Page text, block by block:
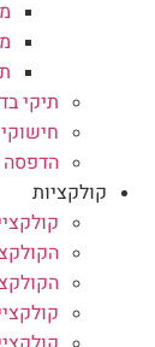
תיקי בד
הדפסה
קולקציות